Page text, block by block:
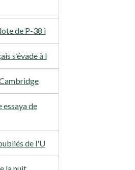
de P-38 i
s’évade à l
essaya de
de l'U